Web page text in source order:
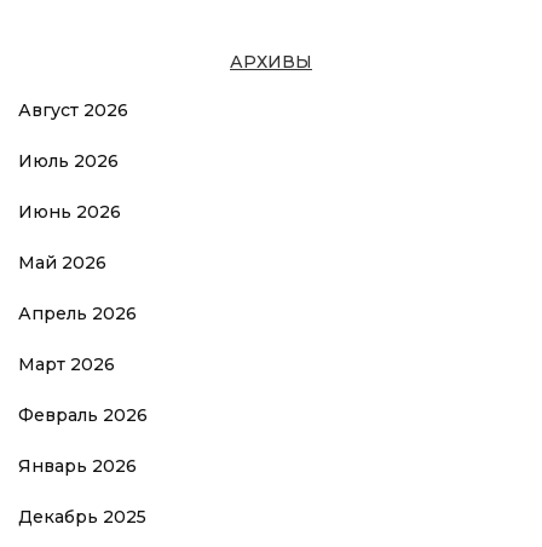
АРХИВЫ
Август 2026
Июль 2026
Июнь 2026
Май 2026
Апрель 2026
Март 2026
Февраль 2026
Январь 2026
Декабрь 2025